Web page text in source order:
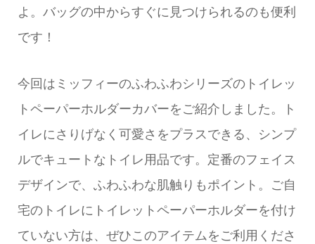
よ。バッグの中からすぐに見つけられるのも便利
です！
今回はミッフィーのふわふわシリーズのトイレッ
トペーパーホルダーカバーをご紹介しました。ト
イレにさりげなく可愛さをプラスできる、シンプ
ルでキュートなトイレ用品です。定番のフェイス
デザインで、ふわふわな肌触りもポイント。ご自
宅のトイレにトイレットペーパーホルダーを付け
ていない方は、ぜひこのアイテムをご利用くださ